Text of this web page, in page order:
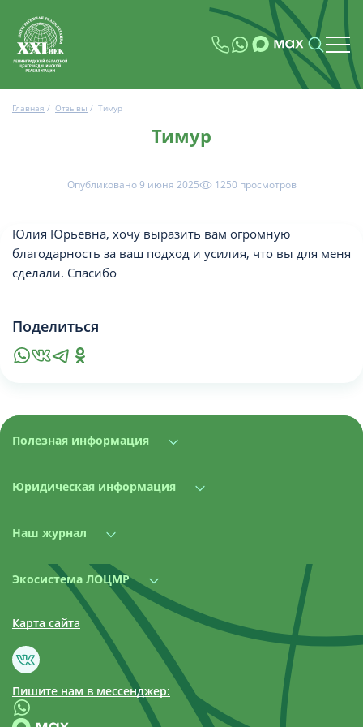
Главная / Отзывы / Тимур
Тимур
Опубликовано 9 июня 2025 1250 просмотров
Юлия Юрьевна, хочу выразить вам огромную
благодарность за ваш подход и усилия, что вы для меня
сделали. Спасибо
Поделиться
Полезная информация
Юридическая информация
Наш журнал
Экосистема ЛОЦМР
Карта сайта
Пишите нам в мессенджер: